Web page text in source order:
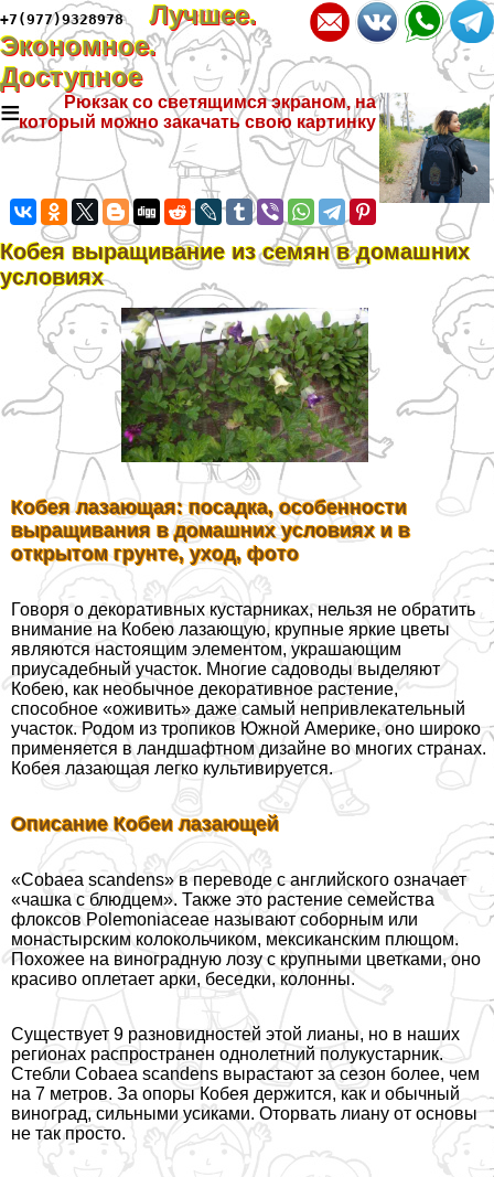
+7(977)9328978
Лучшее.
Экономное.
Доступное
≡
Рюкзак со светящимся экраном, на
который можно закачать свою картинку
Кобея выращивание из семян в домашних
условиях
Кобея лазающая: посадка, особенности
выращивания в домашних условиях и в
открытом грунте, уход, фото
Говоря о декоративных кустарниках, нельзя не обратить
внимание на Кобею лазающую, крупные яркие цветы
являются настоящим элементом, украшающим
приусадебный участок. Многие садоводы выделяют
Кобею, как необычное декоративное растение,
способное «оживить» даже самый непривлекательный
участок. Родом из тропиков Южной Америке, оно широко
применяется в ландшафтном дизайне во многих странах.
Кобея лазающая легко культивируется.
Описание Кобеи лазающей
«Cobaea scandens» в переводе с английского означает
«чашка с блюдцем». Также это растение семейства
флоксов Polemoniaceae называют соборным или
монастырским колокольчиком, мексиканским плющом.
Похожее на виноградную лозу с крупными цветками, оно
красиво оплетает арки, беседки, колонны.
Существует 9 разновидностей этой лианы, но в наших
регионах распространен однолетний полукустарник.
Стeбли Cobaea scandens вырастают за сезон более, чем
на 7 метров. За опоры Кобея держится, как и обычный
виноград, сильными усиками. Оторвать лиану от основы
не так просто.